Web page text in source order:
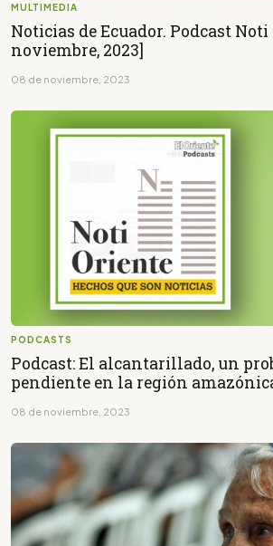
MULTIMEDIA
Noticias de Ecuador. Podcast Noti
noviembre, 2023]
08 de noviembre, 2023
PODCASTS
Podcast: El alcantarillado, un
pendiente en la región
08 de noviembre, 2023